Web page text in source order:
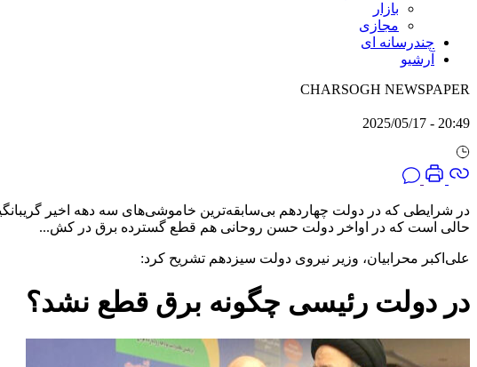
بازار
مجازی
چندرسانه ای
آرشیو
CHARSOGH NEWSPAPER
20:49 - 2025/05/17
حالی است که در اواخر دولت حسن روحانی هم قطع گسترده برق در کش...
علی‌اکبر محرابیان، وزیر نیروی دولت سیزدهم تشریح کرد:
در دولت رئیسی چگونه برق قطع نشد؟